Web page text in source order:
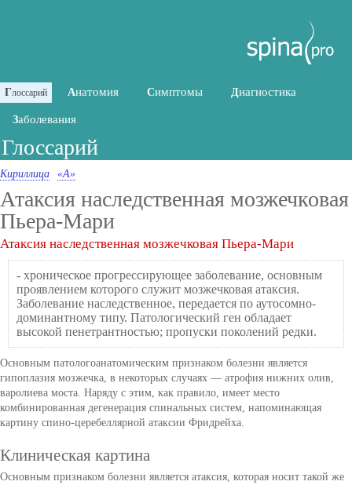
Глоссарий Анатомия Симптомы Диагностика
Заболевания
Глоссарий
Кириллица «А»
Атаксия наследственная мозжечковая
Пьера-Мари
Атаксия наследственная мозжечковая Пьера-Мари
- хроническое прогрессирующее заболевание, основным
проявлением которого служит мозжечковая атаксия.
Заболевание наследственное, передается по аутосомно-
доминантному типу. Патологический ген обладает
высокой пенетрантностью; пропуски поколений редки.
Основным патологоанатомическим признаком болезни является
гипоплазия мозжечка, в некоторых случаях — атрофия нижних олив,
варолиева моста. Наряду с этим, как правило, имеет место
комбинированная дегенерация спинальных систем, напоминающая
картину спино-церебеллярной атаксии Фридрейха.
Клиническая картина
Основным признаком болезни является атаксия, которая носит такой же